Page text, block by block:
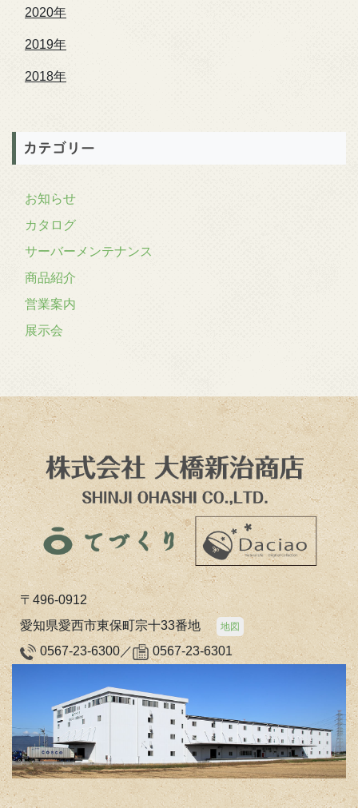
2020年
2019年
2018年
カテゴリー
お知らせ
カタログ
サーバーメンテナンス
商品紹介
営業案内
展示会
〒496-0912
愛知県愛西市東保町宗十33番地
地図
0567-23-6300／ 0567-23-6301